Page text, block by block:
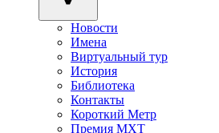
Новости
Имена
Виртуальный тур
История
Библиотека
Контакты
Короткий Метр
Премия МХТ